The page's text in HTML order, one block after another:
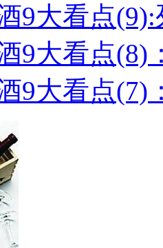
9大看点(9):
9大看点(8)
9大看点(7)